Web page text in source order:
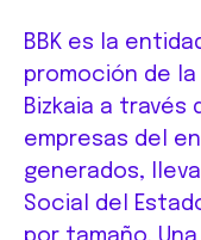
BBK es la
promoción de
Bizkaia a través
empresas del
generados,
Social del